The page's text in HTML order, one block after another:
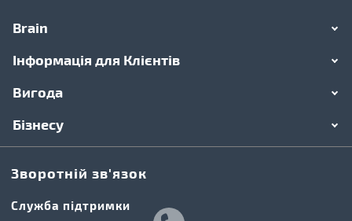
Brain
Інформація для Клієнтів
Вигода
Бізнесу
Зворотній зв'язок
Cлужба підтримки